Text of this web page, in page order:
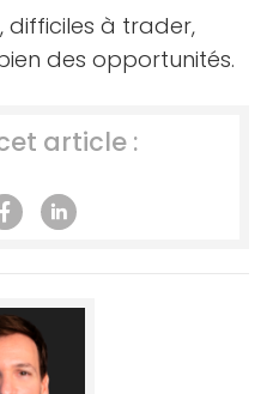
difficiles à trader,
des opportunités.
article :